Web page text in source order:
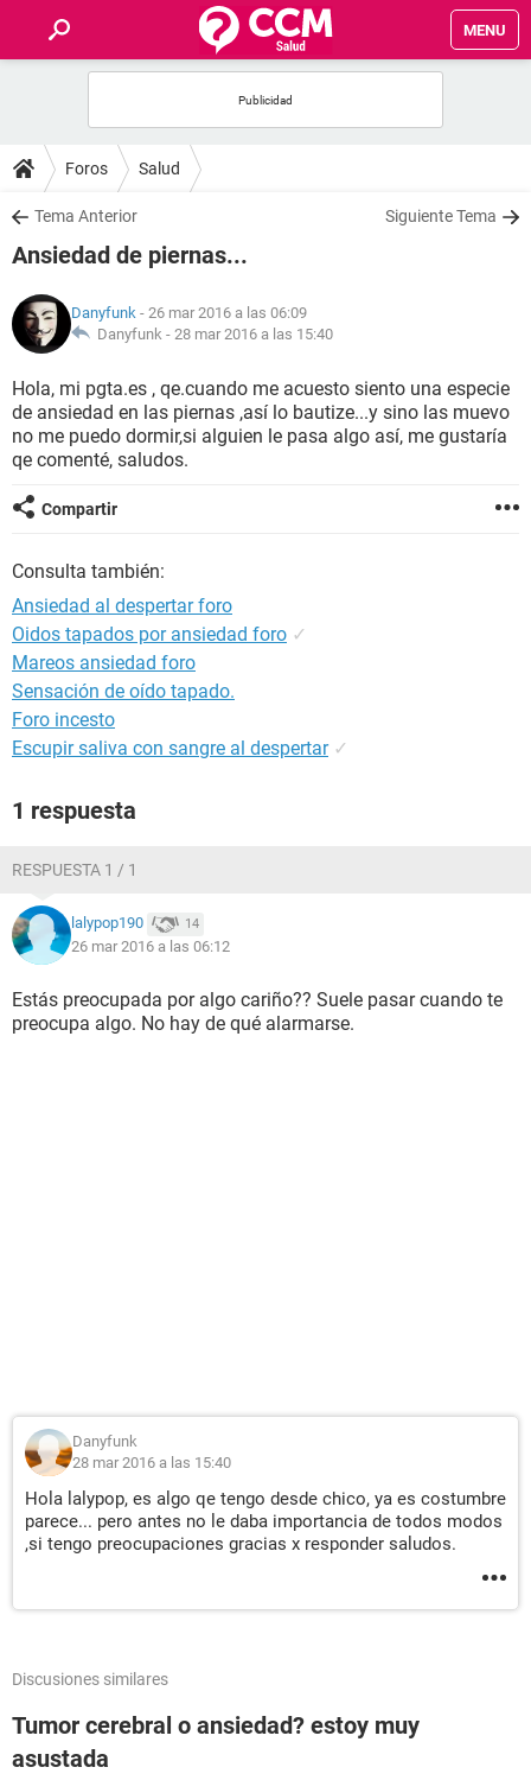
MENU
FOROS
SALUD
NUTRICIÓN
BIENESTAR
SEXUALIDAD
GLOSARIO
Foros Salud
Tema Anterior Siguiente Tema
Ansiedad de piernas...
Danyfunk - 26 mar 2016 a las 06:09
Danyfunk - 28 mar 2016 a las 15:40
Hola, mi pgta.es , qe.cuando me acuesto siento una especie
de ansiedad en las piernas ,así lo bautize...y sino las muevo
no me puedo dormir,si alguien le pasa algo así, me gustaría
qe comenté, saludos.
Compartir
Consulta también:
Ansiedad al despertar foro
Oidos tapados por ansiedad foro ✓
Mareos ansiedad foro
Sensación de oído tapado.
Foro incesto
Escupir saliva con sangre al despertar ✓
1 respuesta
RESPUESTA 1 / 1
lalypop190 14
26 mar 2016 a las 06:12
Estás preocupada por algo cariño?? Suele pasar cuando te
preocupa algo. No hay de qué alarmarse.
Danyfunk
28 mar 2016 a las 15:40
Hola lalypop, es algo qe tengo desde chico, ya es costumbre
parece... pero antes no le daba importancia de todos modos
,si tengo preocupaciones gracias x responder saludos.
Discusiones similares
Tumor cerebral o ansiedad? estoy muy
asustada